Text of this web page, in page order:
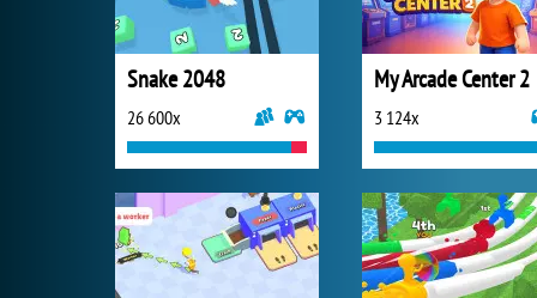
Snake 2048
26 600x
My Arcade Center 2
3 124x